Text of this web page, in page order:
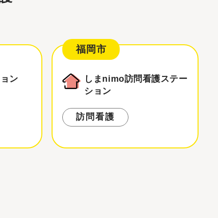
ン
しまnimo訪問看護ステー
ション
福岡市
訪問看護